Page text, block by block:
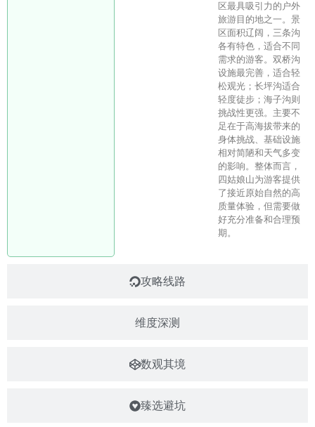
攻略线路
维度深测
数观其境
臻选避坑
区最具吸引力的户外
旅游目的地之一。景
区面积辽阔，三条沟
各有特色，适合不同
需求的游客。双桥沟
设施最完善，适合轻
松观光；长坪沟适合
轻度徒步；海子沟则
挑战性更强。主要不
足在于高海拔带来的
身体挑战、基础设施
相对简陋和天气多变
的影响。整体而言，
四姑娘山为游客提供
了接近原始自然的高
质量体验，但需要做
好充分准备和合理预
期。